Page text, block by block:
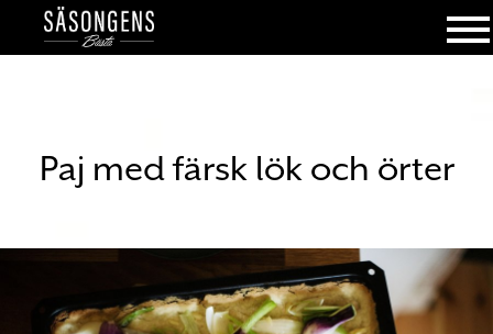
Paj med färsk lök och örter